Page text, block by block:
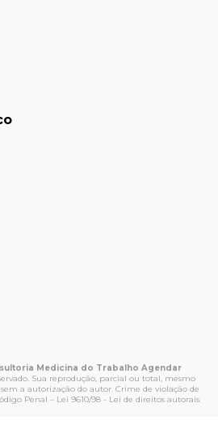
Medicina do Trabalho Agendar
Sua reprodução, parcial ou total, mesmo
a autorização do autor. Crime de violação de
Penal – Lei 9610/98 - Lei de direitos autorais.